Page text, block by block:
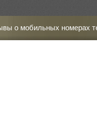
о мобильных номерах